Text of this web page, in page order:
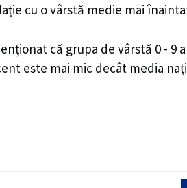
cu o vârstă medie mai
că grupa de vârstă 0 -
este mai mic decât media